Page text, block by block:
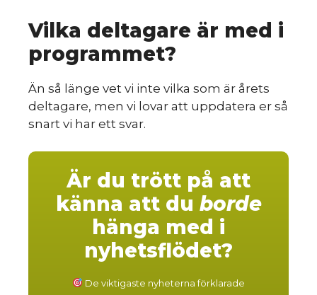
Vilka deltagare är med i
programmet?
Än så länge vet vi inte vilka som är årets
deltagare, men vi lovar att uppdatera er så
snart vi har ett svar.
Är du trött på att
känna att du borde
hänga med i
nyhetsflödet?
De viktigaste nyheterna förklarade